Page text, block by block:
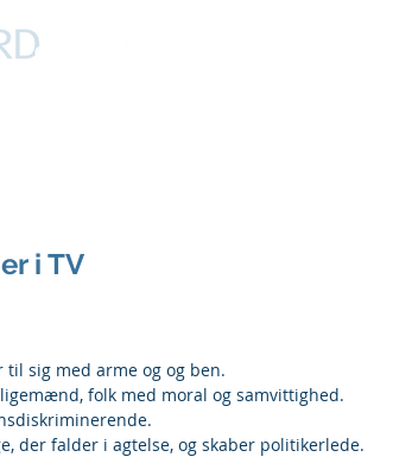
i TV
til sig med arme og og ben.
folk med moral og samvittighed.
der falder i agtelse, og skaber politikerlede.